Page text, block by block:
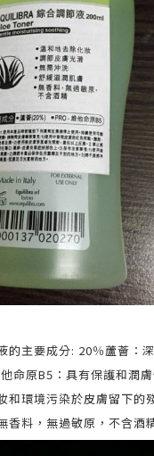
的主要成分: 20％蘆薈：
命原B5：具有保護和潤膚
和環境污染於皮膚留下的
香料，無過敏原，不含酒